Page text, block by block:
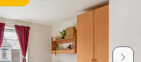
(US)
Español
Deutsch